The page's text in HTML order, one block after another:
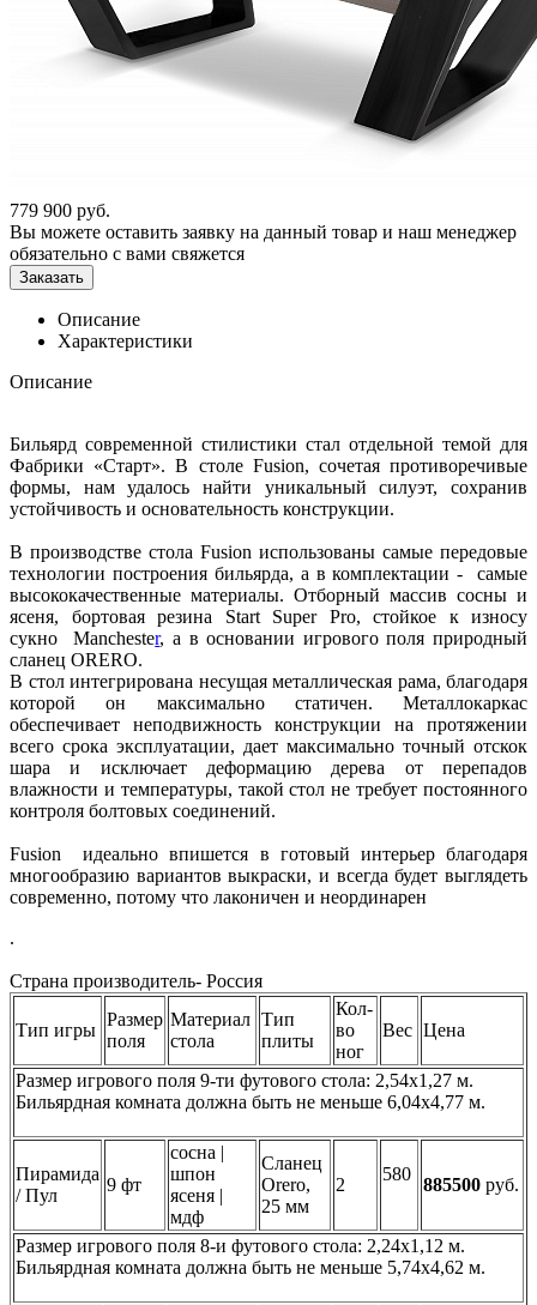
779 900 руб.
Вы можете оставить заявку на данный товар и наш менеджер
обязательно с вами свяжется
Заказать
Описание
Характеристики
Описание
Бильярд современной стилистики стал отдельной темой для
Фабрики «Старт». В столе Fusion, сочетая противоречивые
формы, нам удалось найти уникальный силуэт, сохранив
устойчивость и основательность конструкции.
В производстве стола Fusion использованы самые передовые
технологии построения бильярда, а в комплектации - самые
высококачественные материалы. Отборный массив сосны и
ясеня, бортовая резина Start Super Pro, стойкое к износу
сукно Manchester, а в основании игрового поля природный
сланец ORERO.
В стол интегрирована несущая металлическая рама, благодаря
которой он максимально статичен. Металлокаркас
обеспечивает неподвижность конструкции на протяжении
всего срока эксплуатации, дает максимально точный отскок
шара и исключает деформацию дерева от перепадов
влажности и температуры, такой стол не требует постоянного
контроля болтовых соединений.
Fusion идеально впишется в готовый интерьер благодаря
многообразию вариантов выкраски, и всегда будет выглядеть
современно, потому что лаконичен и неординарен
.
Страна производитель- Россия
Тип игры
Размер
поля
Материал
стола
Тип
плиты
Кол-
во
ног
Вес Цена
Размер игрового поля 9-ти футового стола: 2,54х1,27 м.
Бильярдная комната должна быть не меньше 6,04х4,77 м.
Пирамида
/ Пул
9 фт
сосна |
шпон
ясеня |
мдф
Сланец
Orero,
25 мм
2
580
885500 руб.
Размер игрового поля 8-и футового стола: 2,24х1,12 м.
Бильярдная комната должна быть не меньше 5,74х4,62 м.